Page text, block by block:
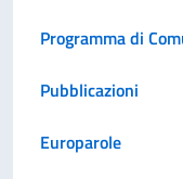
Programma di
Pubblicazioni
Europarole